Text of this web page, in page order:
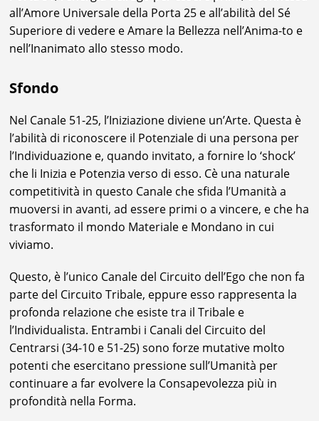
all’Amore Universale della Porta 25 e all’abilità del Sé
Superiore di vedere e Amare la Bellezza nell’Anima-to e
nell’Inanimato allo stesso modo.
Sfondo
Nel Canale 51-25, l’Iniziazione diviene un’Arte. Questa è
l’abilità di riconoscere il Potenziale di una persona per
l’Individuazione e, quando invitato, a fornire lo ‘shock’
che li Inizia e Potenzia verso di esso. Cè una naturale
competitività in questo Canale che sfida l’Umanità a
muoversi in avanti, ad essere primi o a vincere, e che ha
trasformato il mondo Materiale e Mondano in cui
viviamo.
Questo, è l’unico Canale del Circuito dell’Ego che non fa
parte del Circuito Tribale, eppure esso rappresenta la
profonda relazione che esiste tra il Tribale e
l’Individualista. Entrambi i Canali del Circuito del
Centrarsi (34-10 e 51-25) sono forze mutative molto
potenti che esercitano pressione sull’Umanità per
continuare a far evolvere la Consapevolezza più in
profondità nella Forma.